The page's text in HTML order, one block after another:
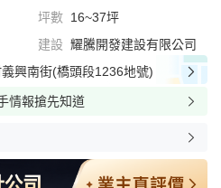
坪數 16~37坪
建設 耀騰開發建設有限公司
興南街(橋頭段1236地號)
情報搶先知道